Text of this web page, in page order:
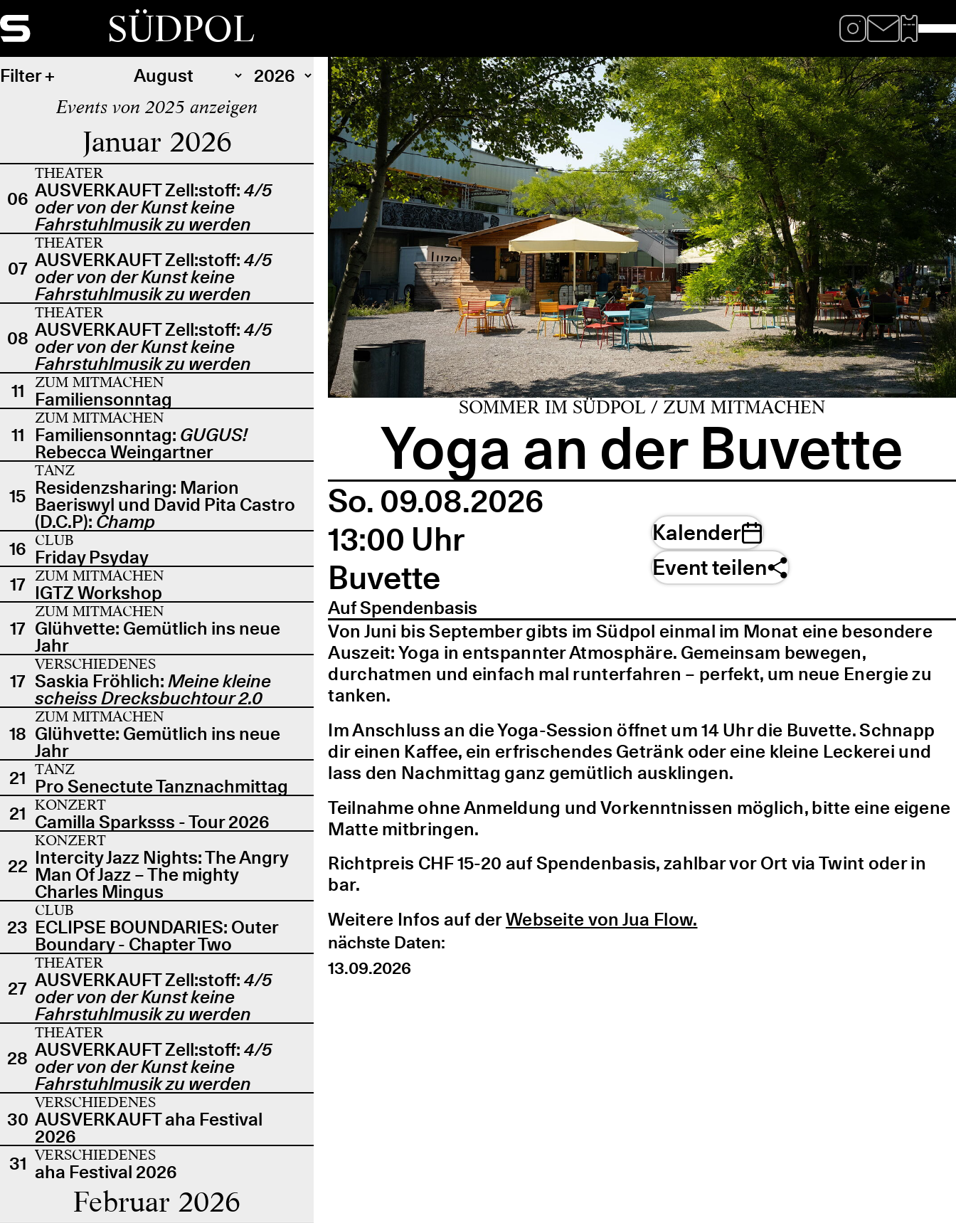
SÜDPOL
Filter
Events von 2025 anzeigen
Januar 2026
06
THEATER
AUSVERKAUFT Zell:stoff: 4/5
oder von der Kunst keine
Fahrstuhlmusik zu werden
07
THEATER
AUSVERKAUFT Zell:stoff: 4/5
oder von der Kunst keine
Fahrstuhlmusik zu werden
08
THEATER
AUSVERKAUFT Zell:stoff: 4/5
oder von der Kunst keine
Fahrstuhlmusik zu werden
11
ZUM MITMACHEN
Familiensonntag
11
ZUM MITMACHEN
Familiensonntag: GUGUS!
Rebecca Weingartner
15
TANZ
Residenzsharing: Marion
Baeriswyl und David Pita Castro
(D.C.P): Champ
16 CLUB
Friday Psyday
17 ZUM MITMACHEN
IGTZ Workshop
17
ZUM MITMACHEN
Glühvette: Gemütlich ins neue
Jahr
17
VERSCHIEDENES
Saskia Fröhlich: Meine kleine
scheiss Drecksbuchtour 2.0
18
ZUM MITMACHEN
Glühvette: Gemütlich ins neue
Jahr
21 TANZ
Pro Senectute Tanznachmittag
21 KONZERT
Camilla Sparksss - Tour 2026
22
KONZERT
Intercity Jazz Nights: The Angry
Man Of Jazz – The mighty
Charles Mingus
23
CLUB
ECLIPSE BOUNDARIES: Outer
Boundary - Chapter Two
27
THEATER
AUSVERKAUFT Zell:stoff: 4/5
oder von der Kunst keine
Fahrstuhlmusik zu werden
28
THEATER
AUSVERKAUFT Zell:stoff: 4/5
oder von der Kunst keine
Fahrstuhlmusik zu werden
30
VERSCHIEDENES
AUSVERKAUFT aha Festival
2026
31 VERSCHIEDENES
aha Festival 2026
Februar 2026
SOMMER IM SÜDPOL / ZUM MITMACHEN
Yoga an der Buvette
So. 09.08.2026
13:00 Uhr
Buvette
Auf Spendenbasis
Kalender
Event teilen
Von Juni bis September gibts im Südpol einmal im Monat eine besondere
Auszeit: Yoga in entspannter Atmosphäre. Gemeinsam bewegen,
durchatmen und einfach mal runterfahren – perfekt, um neue Energie zu
tanken.
Im Anschluss an die Yoga-Session öffnet um 14 Uhr die Buvette. Schnapp
dir einen Kaffee, ein erfrischendes Getränk oder eine kleine Leckerei und
lass den Nachmittag ganz gemütlich ausklingen.
Teilnahme ohne Anmeldung und Vorkenntnissen möglich, bitte eine eigene
Matte mitbringen.
Richtpreis CHF 15-20 auf Spendenbasis, zahlbar vor Ort via Twint oder in
bar.
Weitere Infos auf derWebseite von Jua Flow.
nächste Daten:
13.09.2026